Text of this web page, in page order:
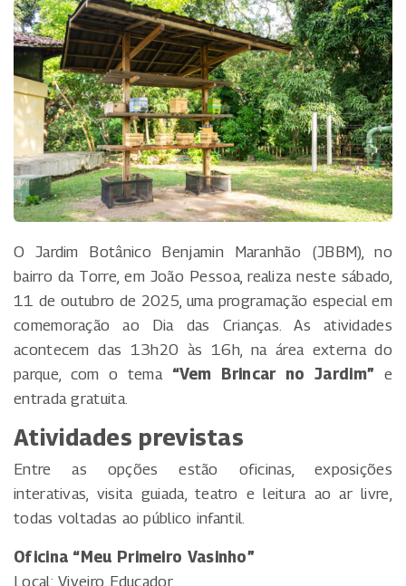
O Jardim Botânico Benjamin Maranhão (JBBM), no
bairro da Torre, em João Pessoa, realiza neste sábado,
11 de outubro de 2025, uma programação especial em
comemoração ao Dia das Crianças. As atividades
acontecem das 13h20 às 16h, na área externa do
parque, com o tema “Vem Brincar no Jardim” e
entrada gratuita.
Atividades previstas
Entre as opções estão oficinas, exposições
interativas, visita guiada, teatro e leitura ao ar livre,
todas voltadas ao público infantil.
Oficina “Meu Primeiro Vasinho”
Local: Viveiro Educador